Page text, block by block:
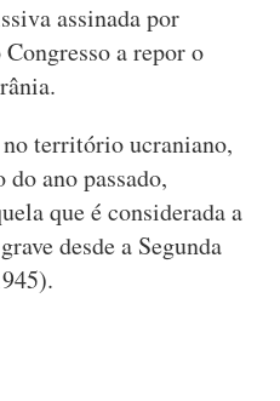
assinada por
a repor o
território ucraniano,
ano passado,
que é considerada a
desde a Segunda